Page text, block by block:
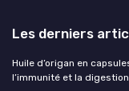
Les derniers
Huile d’origan en
l’immunité et la digestion